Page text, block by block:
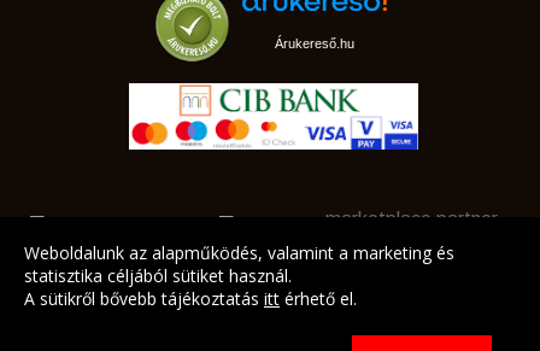
Árukereső.hu
marketplace partner
Weboldalunk az alapműködés, valamint a marketing és
statisztika céljából sütiket használ.
A sütikről bővebb tájékoztatás itt érhető el.